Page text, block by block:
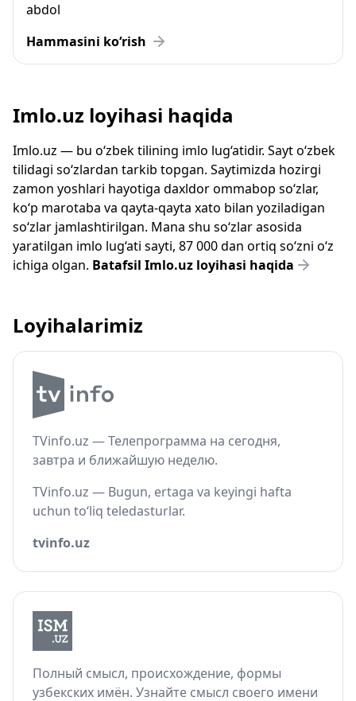
abdol
Hammasini ko‘rish
Imlo.uz loyihasi haqida
Imlo.uz — bu o‘zbek tilining imlo lug‘atidir. Sayt o‘zbek
tilidagi so‘zlardan tarkib topgan. Saytimizda hozirgi
zamon yoshlari hayotiga daxldor ommabop so‘zlar,
ko‘p marotaba va qayta-qayta xato bilan yoziladigan
so‘zlar jamlashtirilgan. Mana shu so‘zlar asosida
yaratilgan imlo lug‘ati sayti, 87 000 dan ortiq so‘zni o‘z
ichiga olgan. Batafsil Imlo.uz loyihasi haqida
Loyihalarimiz
TVinfo.uz — Телепрограмма на сегодня,
завтра и ближайшую неделю.
TVinfo.uz — Bugun, ertaga va keyingi hafta
uchun to‘liq teledasturlar.
tvinfo.uz
Полный смысл, происхождение, формы
узбекских имён. Узнайте смысл своего имени